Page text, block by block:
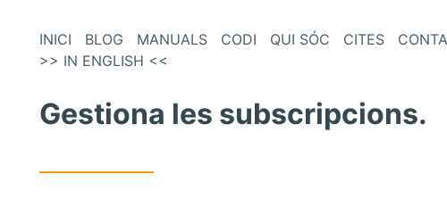
principal
VésINICI BLOG MANUALS CODI QUI SÓC CITES
>> IN ENGLISH <<
Gestiona les subscripcions.